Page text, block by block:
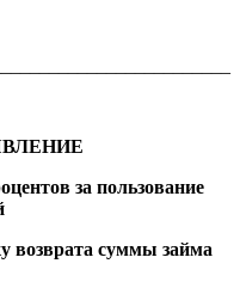
за пользование
возврата суммы займа